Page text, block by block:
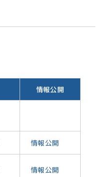
情報公開
情報公開
情報公開